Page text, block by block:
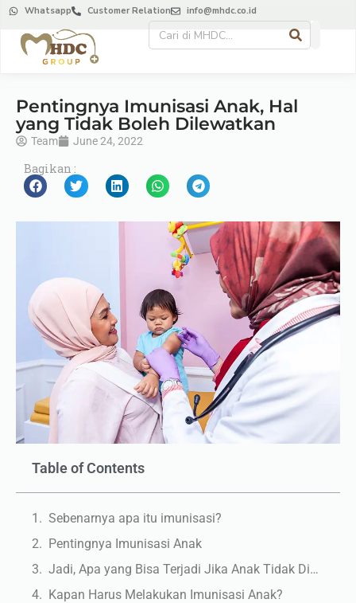
Whatsapp Customer Relation info@mhdc.co.id
Pentingnya Imunisasi Anak, Hal
yang Tidak Boleh Dilewatkan
Team June 24, 2022
Bagikan :
Table of Contents
Sebenarnya apa itu imunisasi?
Pentingnya Imunisasi Anak
Jadi, Apa yang Bisa Terjadi Jika Anak Tidak Diberikan Imunisasi Lengkap?
Kapan Harus Melakukan Imunisasi Anak?